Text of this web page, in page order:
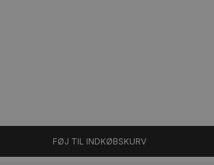
FØJ TIL INDKØBSKURV